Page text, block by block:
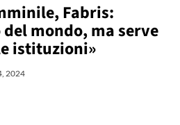
Fabris:
mondo, ma serve
istituzioni»
2024